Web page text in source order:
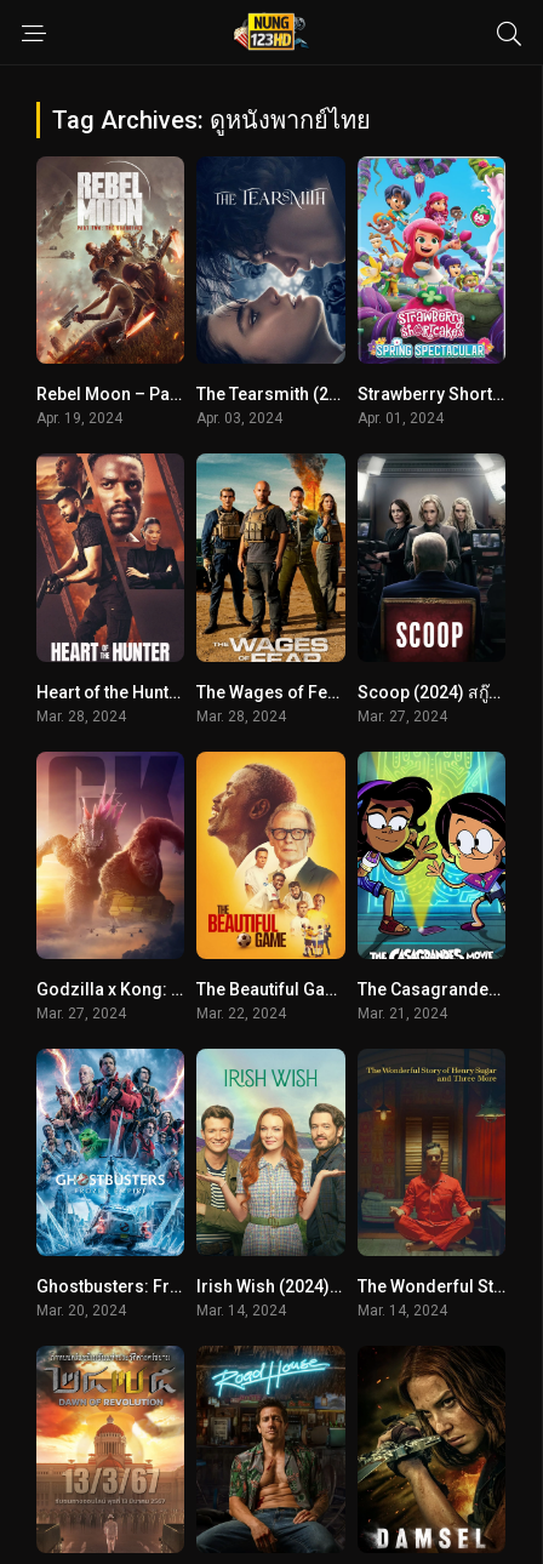
Tag Archives: ดูหนังพากย์ไทย
Rebel Moon – Part Two- The Scargiver (2024) เรเบลมูน ภาค 2- นักรบผู้ตีตรา
Apr. 19, 2024
The Tearsmith (2024) เจ้าแห่งน้ำตา
Apr. 03, 2024
Strawberry Shortcake’s Spring Spectacular (2024)
Apr. 01, 2024
Heart of the Hunter (2024) หัวใจนักล่า
Mar. 28, 2024
The Wages of Fear (2024)
Mar. 28, 2024
Scoop (2024) สกู๊ปสะเทือนโลก
Mar. 27, 2024
Godzilla x Kong: The New Empire (2024) ก็อดซิลล่า ปะทะ คอง 2 อาณาจักรใหม่
Mar. 27, 2024
The Beautiful Game (2024) เดอะ บิวตี้ฟูล เกม
Mar. 22, 2024
The Casagrandes Movie (2024) เดอะ คาซากรานเดส์ มูฟวี่
Mar. 21, 2024
Ghostbusters: Frozen Empire (2024) โกสต์บัสเตอร์ส มหันตภัยเมืองเยือกแข็ง
Mar. 20, 2024
Irish Wish (2024) ฝันรักไอร์แลนด์
Mar. 14, 2024
The Wonderful Story of Henry Sugar and Three More (2024) เรื่องเล่าหรรษาของเฮนรี่ ชูการ์ และอีกสามเรื่อง
Mar. 14, 2024